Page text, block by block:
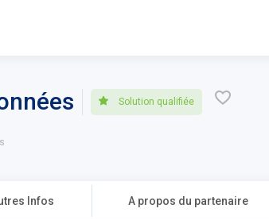
Solution qualifiée
Infos A propos du partenaire